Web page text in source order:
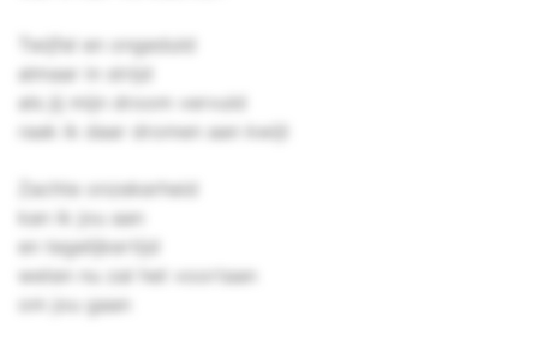
Twijfel en ongeduld
almaar in strijd
als jij mijn droom vervuld
raak ik daar dromen aan kwijt
Zachte onzekerheid
kan ik jou aan
en tegelijkertijd
weten nu zal het voortaan
om jou gaan